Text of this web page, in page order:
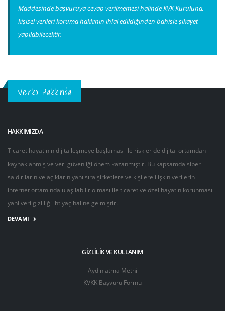
Maddesinde başvuruya cevap verilmemesi halinde KVK Kuruluna,
kişisel verileri koruma hakkının ihlal edildiğinden bahisle şikayet
yapılabilecektir.
Verko Hakkında
HAKKIMIZDA
Ticaret hayatının dijitalleşmeye başlaması ile riskler de dijital ortamdan
kaynaklanmış ve veri güvenliği önem kazanmıştır. Bu kapsamda siber
saldırıların ve açıkların yanı sıra şirketlere ve kişilere ilişkin verilerin
internet ortamında ulaşılabilir olması ile ticaret ve özel hayatın korunması
yani veri gizliliği ihtiyaç haline gelmiştir.
DEVAMI
GIZLILIK VE KULLANIM
Aydınlatma Metni
KVKK Başvuru Formu